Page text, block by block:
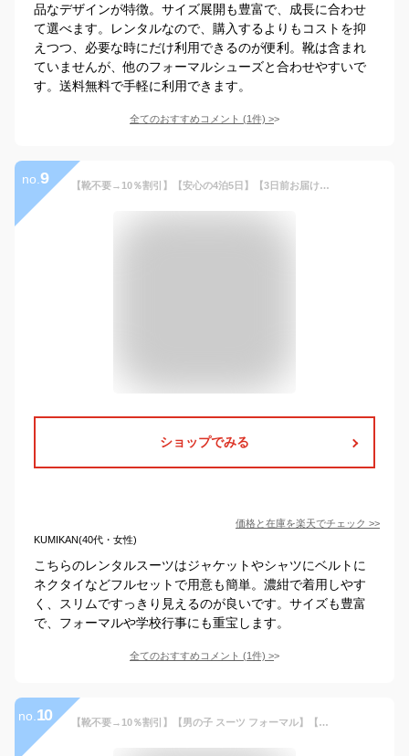
品なデザインが特徴。サイズ展開も豊富で、成長に合わせ
て選べます。レンタルなので、購入するよりもコストを抑
えつつ、必要な時にだけ利用できるのが便利。靴は含まれ
ていませんが、他のフォーマルシューズと合わせやすいで
す。送料無料で手軽に利用できます。
全てのおすすめコメント (1件) >
no. 9 【靴不要→10％割引】【安心の4泊5日】【3日前お届け】【フォーマルシューズ・ベルトセット】【サイズ展開 140 150 160 170／b-167】WF by WANDER FACTORY ベスト付き 濃紺 スリムハイクオリティスーツ 男の子 卒服 結婚式 発表会 フォーマル ジュニア
ショップでみる
価格と在庫を楽天でチェック >>
KUMIKAN(40代・女性)
こちらのレンタルスーツはジャケットやシャツにベルトに
ネクタイなどフルセットで用意も簡単。濃紺で着用しやす
く、スリムですっきり見えるのが良いです。サイズも豊富
で、フォーマルや学校行事にも重宝します。
全てのおすすめコメント (1件) >
no. 10 【靴不要→10％割引】【男の子 スーツ フォーマル】【子供スーツレンタル】【安心の4泊5日】【3日前お届け】【フォーマルシューズ・ベルトセット】【サイズ展開 160 170／b-135】WF by WANDER FACTORYネイビー スリムハイクオリティスーツ ジュニア 結婚式 コンクール